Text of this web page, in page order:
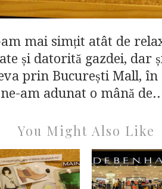
mai simțit atât de
și datorită gazdei, dar
prin București Mall, în
ne-am adunat o mână
You Might Also Like